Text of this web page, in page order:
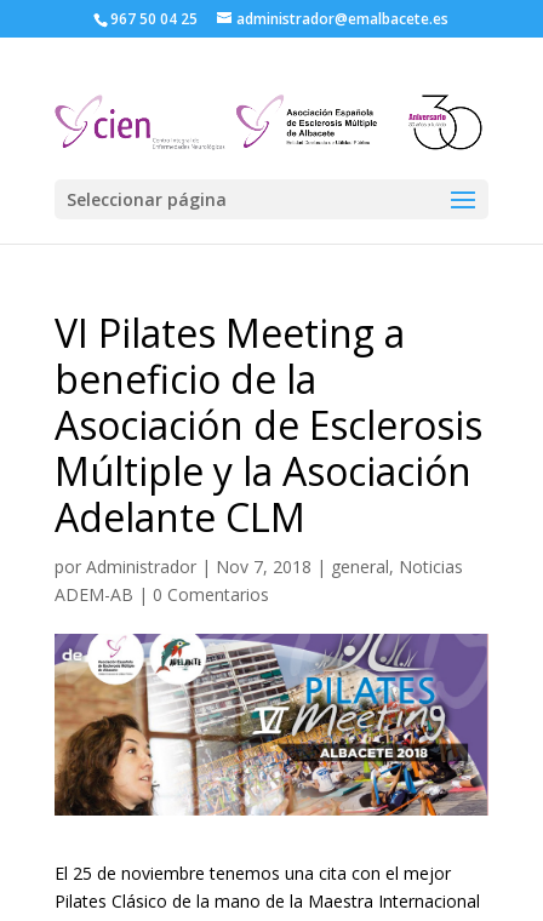
967 50 04 25 administrador@emalbacete.es
Seleccionar página
VI Pilates Meeting a
beneficio de la
Asociación de Esclerosis
Múltiple y la Asociación
Adelante CLM
por Administrador| Nov 7, 2018 | general, Noticias
ADEM-AB | 0 Comentarios
El 25 de noviembre tenemos una cita con el mejor
Pilates Clásico de la mano de la Maestra Internacional